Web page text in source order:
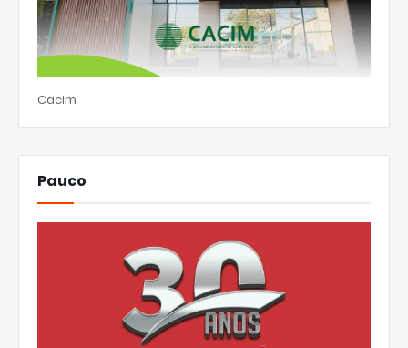
Cacim
Pauco